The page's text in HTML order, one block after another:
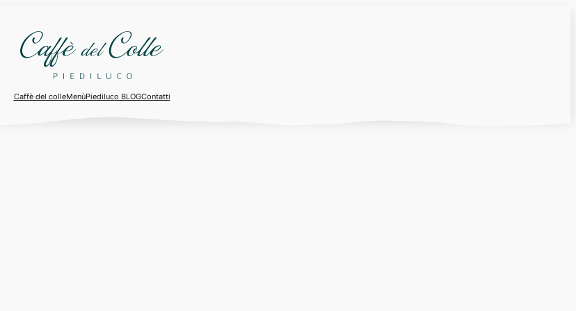
Caffè del colleMenùPiediluco BLOGContatti